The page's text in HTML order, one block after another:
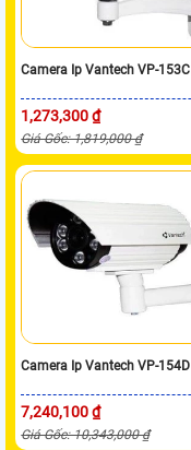
Camera Ip Vantech VP-153C
1,273,300 ₫
Giá Gốc: 1,819,000 ₫
Camera Ip Vantech VP-154D
7,240,100 ₫
Giá Gốc: 10,343,000 ₫